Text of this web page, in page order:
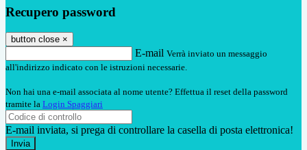
Recupero password
button close ×
E-mail Verrà inviato un messaggio
all'indirizzo indicato con le istruzioni necessarie.
Non hai una e-mail associata al nome utente? Effettua il reset della password
tramite la Login Spaggiari
E-mail inviata, si prega di controllare la casella di posta elettronica!